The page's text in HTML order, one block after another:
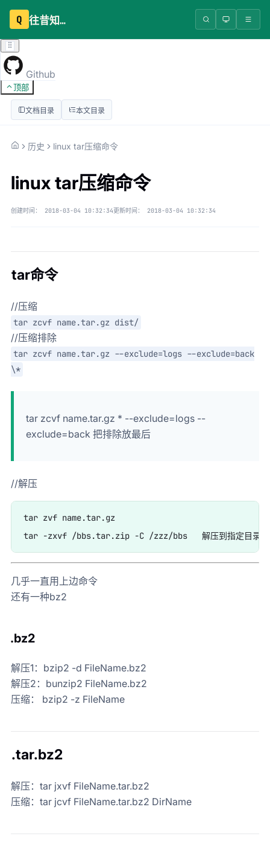
Q 往昔知识库
Github
顶部
文档目录 本文目录
历史 linux tar压缩命令
linux tar压缩命令
创建时间： 2018-03-04 10:32:34更新时间： 2018-03-04 10:32:34
tar命令
//压缩
tar zcvf name.tar.gz dist/
//压缩排除
tar zcvf name.tar.gz --exclude=logs --exclude=back
\*
tar zcvf name.tar.gz * --exclude=logs --
exclude=back 把排除放最后
//解压
tar zvf name.tar.gz
几乎一直用上边命令
还有一种bz2
.bz2
解压1：bzip2 -d FileName.bz2
解压2：bunzip2 FileName.bz2
压缩： bzip2 -z FileName
.tar.bz2
解压：tar jxvf FileName.tar.bz2
压缩：tar jcvf FileName.tar.bz2 DirName